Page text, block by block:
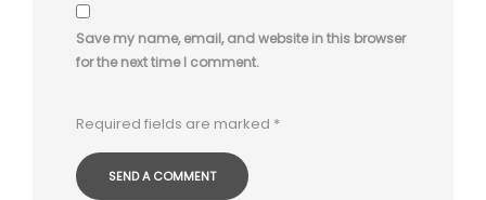
Save my name, email, and website in this browser
for the next time I comment.
Required fields are marked *